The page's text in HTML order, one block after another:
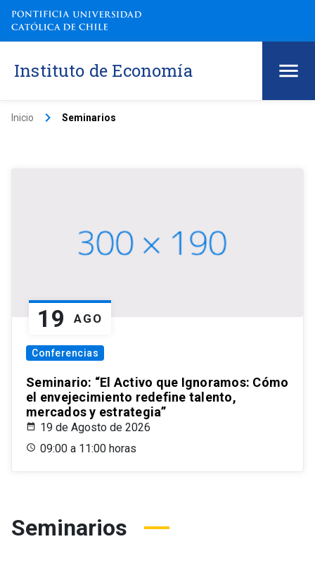
Instituto de Economía
Inicio keyboard_arrow_right Seminarios
19 AGO
Conferencias
Seminario: “El Activo que Ignoramos: Cómo
el envejecimiento redefine talento,
mercados y estrategia”
19 de Agosto de 2026
09:00 a 11:00 horas
Seminarios